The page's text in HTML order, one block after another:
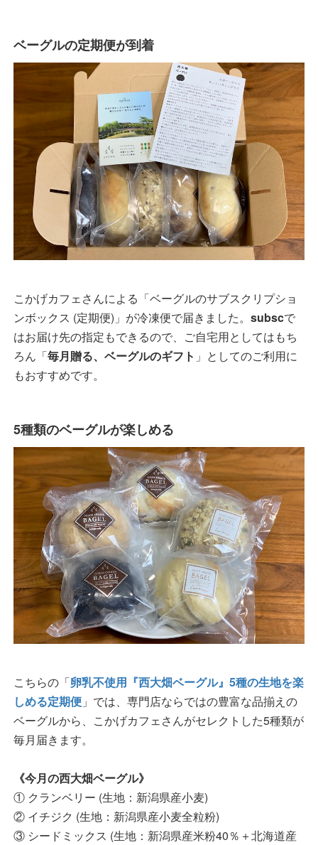
ベーグルの定期便が到着
こかげカフェさんによる「ベーグルのサブスクリプショ
ンボックス (定期便)」が冷凍便で届きました。 subscで
はお届け先の指定もできるので、ご自宅用としてはもち
ろん「毎月贈る、ベーグルのギフト 」としてのご利用に
もおすすめです。
5種類のベーグルが楽しめる
こちらの「卵乳不使用『西大畑ベーグル』5種の生地を楽
しめる定期便 」では、専門店ならではの豊富な品揃えの
ベーグルから、こかげカフェさんがセレクトした5種類が
毎月届きます。
《今月の西大畑ベーグル》
① クランベリー (生地：新潟県産小麦)
② イチジク (生地：新潟県産小麦全粒粉)
③ シードミックス (生地：新潟県産米粉40％＋北海道産